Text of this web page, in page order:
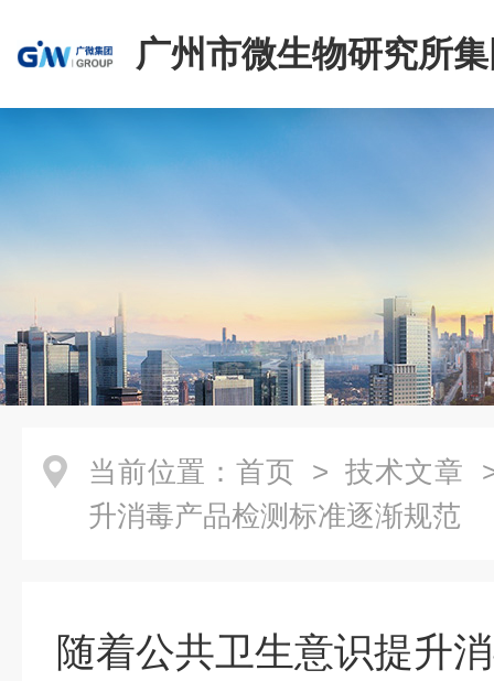
广州市微生物研究所
有限公司
当前位置： 首页 > 技术文章
升消毒产品检测标准逐渐规范
随着公共卫生意识提升